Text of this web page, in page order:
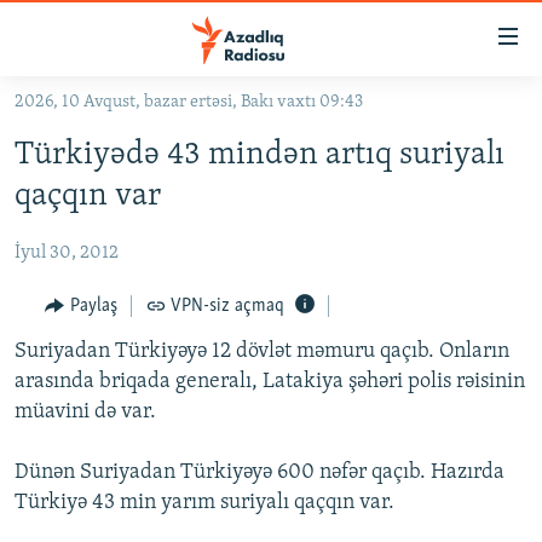
Əsas
qayıt
Əsas
naviqasiyaya
qayıt
#İZAHLA
KORRUPSIOMETR
#ƏSLINDƏ
FƏRQƏ BAX
QANUNI DOĞRU
ARAŞDIRMA
VIDEO
RADIO ARXIV
HAQQIMIZDA
2026, 10 Avqust, bazar ertəsi, Bakı vaxtı 09:43
Türkiyədə 43 mindən artıq suriyalı
qaçqın var
İyul 30, 2012
Paylaş VPN-siz açmaq
Suriyadan Türkiyəyə 12 dövlət məmuru qaçıb. Onların
arasında briqada generalı, Latakiya şəhəri polis rəisinin
müavini də var.
Dünən Suriyadan Türkiyəyə 600 nəfər qaçıb. Hazırda
Türkiyə 43 min yarım suriyalı qaçqın var.